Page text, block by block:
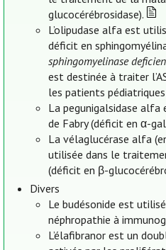
glucocérébrosidase).
L’olipudase alfa est
déficit en
sphingomyelinase
est destinée à traiter
les patients
La pegunigalsidase
de Fabry (déficit en α-
La vélaglucérase alfa
utilisée dans le
(déficit en β-
Divers
Le budésonide est
néphropathie à
L’élafibranor est un